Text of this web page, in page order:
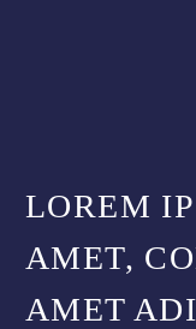
LOREM
AMET,
AMET